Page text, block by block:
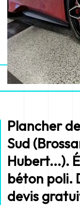
Plancher
Sud
Hubert...).
béton poli.
devis